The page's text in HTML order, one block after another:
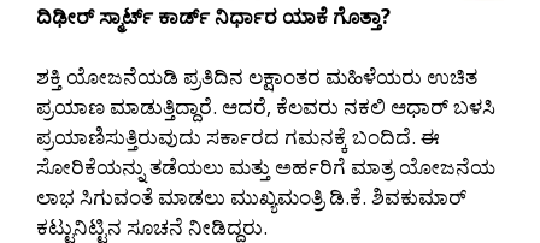
ದಿಢೀರ್ ಸ್ಮಾರ್ಟ್ ಕಾರ್ಡ್ ನಿರ್ಧಾರ ಯಾಕೆ ಗೊತ್ತಾ?
ಶಕ್ತಿ ಯೋಜನೆಯಡಿ ಪ್ರತಿದಿನ ಲಕ್ಷಾಂತರ ಮಹಿಳೆಯರು ಉಚಿತ
ಪ್ರಯಾಣ ಮಾಡುತ್ತಿದ್ದಾರೆ. ಆದರೆ, ಕೆಲವರು ನಕಲಿ ಆಧಾರ್ ಬಳಸಿ
ಪ್ರಯಾಣಿಸುತ್ತಿರುವುದು ಸರ್ಕಾರದ ಗಮನಕ್ಕೆ ಬಂದಿದೆ. ಈ
ಸೋರಿಕೆಯನ್ನು ತಡೆಯಲು ಮತ್ತು ಅರ್ಹರಿಗೆ ಮಾತ್ರ ಯೋಜನೆಯ
ಲಾಭ ಸಿಗುವಂತೆ ಮಾಡಲು ಮುಖ್ಯಮಂತ್ರಿ ಡಿ.ಕೆ. ಶಿವಕುಮಾರ್
ಕಟ್ಟುನಿಟ್ಟಿನ ಸೂಚನೆ ನೀಡಿದ್ದರು.